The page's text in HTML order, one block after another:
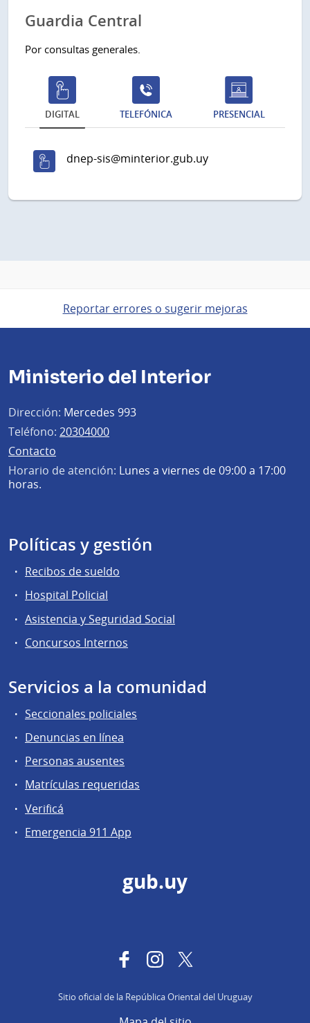
Guardia Central
Por consultas generales.
DIGITAL TELEFÓNICA PRESENCIAL
dnep-sis@minterior.gub.uy
Reportar errores o sugerir mejoras
Ministerio del Interior
Dirección: Mercedes 993
Teléfono: 20304000
Contacto
Horario de atención: Lunes a viernes de 09:00 a 17:00
horas.
Políticas y gestión
Recibos de sueldo
Hospital Policial
Asistencia y Seguridad Social
Concursos Internos
Servicios a la comunidad
Seccionales policiales
Denuncias en línea
Personas ausentes
Matrículas requeridas
Verificá
Emergencia 911 App
gub.uy
FacebookInstagram
Sitio oficial de la República Oriental del Uruguay